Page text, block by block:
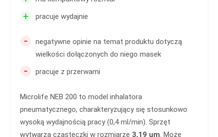
+ pracuje wydajnie
-
negatywne opinie na temat produktu dotyczą
wielkości dołączonych do niego masek
- pracuje z przerwami
Microlife NEB 200 to model inhalatora
pneumatycznego, charakteryzujący się stosunkowo
wysoką wydajnością pracy (0,4 ml/min). Sprzęt
wytwarza cząsteczki w rozmiarze 3,19 um. Może